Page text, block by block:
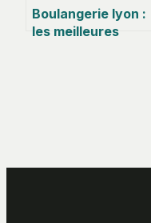
Boulangerie lyon :
les meilleures